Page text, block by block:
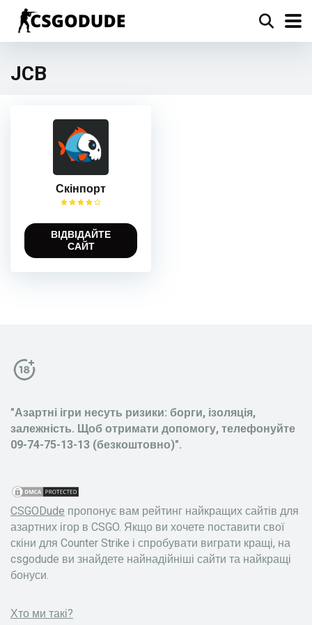
JCB
Скінпорт
ВІДВІДАЙТЕ
САЙТ
"Азартні ігри несуть ризики: борги, ізоляція,
залежність. Щоб отримати допомогу, телефонуйте
09-74-75-13-13 (безкоштовно)".
CSGODude пропонує вам рейтинг найкращих сайтів для
азартних ігор в CSGO. Якщо ви хочете поставити свої
скіни для Counter Strike і спробувати виграти кращі, на
csgodude ви знайдете найнадійніші сайти та найкращі
бонуси.
Хто ми такі?